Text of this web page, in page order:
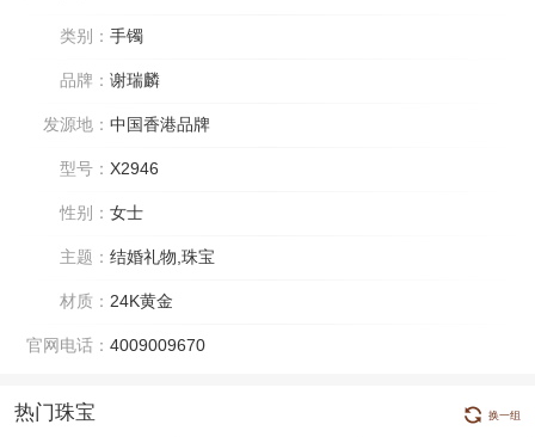
类别： 手镯
品牌： 谢瑞麟
发源地： 中国香港品牌
型号： X2946
性别： 女士
主题： 结婚礼物,珠宝
材质： 24K黄金
官网电话： 4009009670
热门珠宝 换一组